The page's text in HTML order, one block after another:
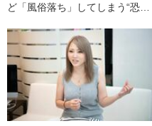
ど「風俗落ち」してしまう“恐る